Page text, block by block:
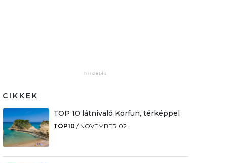
CIKKEK
TOP 10 látnivaló Korfun, térképpel
TOP10 / NOVEMBER 02.